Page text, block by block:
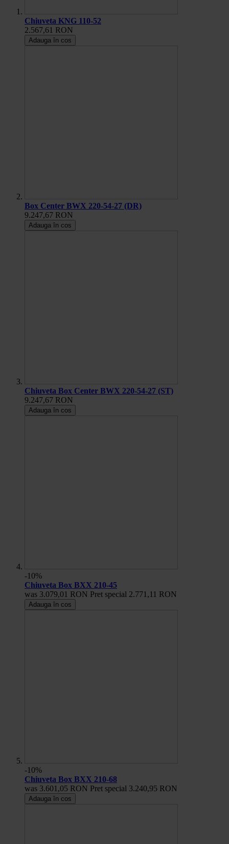
Chiuveta KNG 110-52
2.567,61 RON
Adauga în cos
Box Center BWX 220-54-27 (DR)
9.247,67 RON
Adauga în cos
Chiuveta Box Center BWX 220-54-27 (ST)
9.247,67 RON
Adauga în cos
-10%
Chiuveta Box BXX 210-45
was 3.079,01 RON Pret special 2.771,11 RON
Adauga în cos
-10%
Chiuveta Box BXX 210-68
was 3.601,05 RON Pret special 3.240,95 RON
Adauga în cos